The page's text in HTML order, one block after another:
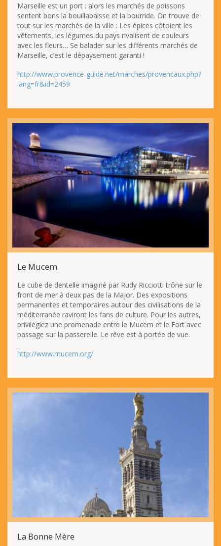
Marseille est un port : alors les marchés de poissons
sentent bons la bouillabaisse et la bourride. On trouve de
tout sur les marchés de la ville : Les épices côtoient les
vêtements, les légumes du pays rivalisent de couleurs
avec les fleurs… Se balader sur les différents marchés de
Marseille, c’est le dépaysement garanti !
http://www.provence-guide.net/marches/provencaux.php?
lang=fr&id=2459
Le Mucem
Le cube de dentelle imaginé par Rudy Ricciotti trône sur le
front de mer à deux pas de la Major. Des expositions
permanentes et temporaires autour des civilisations de la
méditerranée raviront les fans de culture. Pour les autres,
privilégiez une promenade entre le Mucem et le Fort avec
passage sur la passerelle. Le rêve est à portée de vue.
http://www.mucem.org/
La Bonne Mère